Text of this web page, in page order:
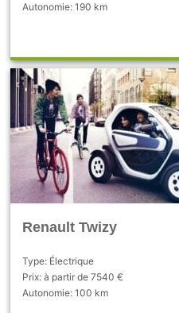
Autonomie: 190 km
Renault Twizy
Type: Électrique
Prix: à partir de 7540 €
Autonomie: 100 km